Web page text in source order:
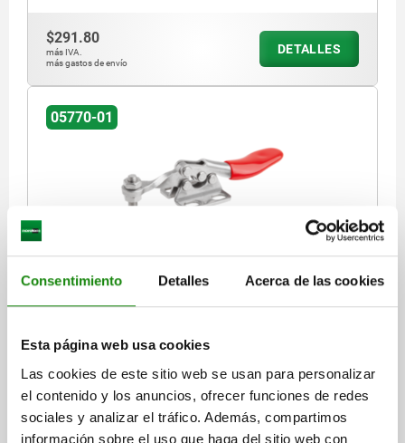
Consentimiento Detalles Acerca de las cookies
Esta página web usa cookies
Las cookies de este sitio web se usan para personalizar
el contenido y los anuncios, ofrecer funciones de redes
sociales y analizar el tráfico. Además, compartimos
información sobre el uso que haga del sitio web con
$291.80
más IVA.
más gastos de envío
DETALLES
05770-01
HORIZONTAL F1=500, HUSILLO DE PRESIÓN FIJO
M04X20, ACERO INOXIDABLE ACABADO NATURAL,
MATERIAL DEL CUERPO DE BASE=ACERO INOXIDABLE
ÁNGULO DE APERTURA DE LA EMPUÑADURA=75°
FUERZA MANUAL FH N=80 FUERZA DE RETENCIÓN F1 N=500
FUERZA DE SUJECIÓN F3 N=250 A=15,9 A1=23,8
A3=11,1